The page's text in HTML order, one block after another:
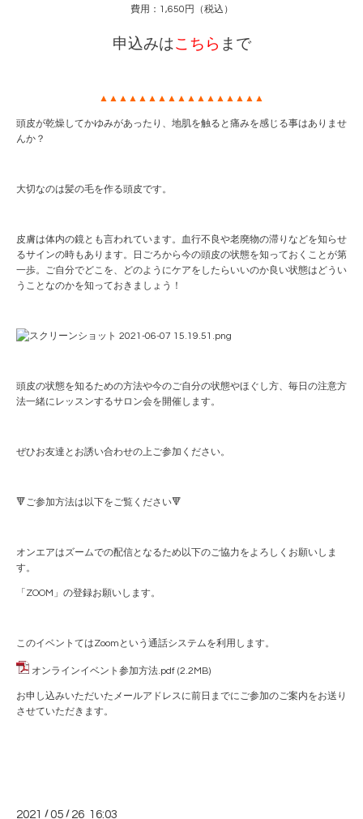
費用：1,650円（税込）
申込みはこちら まで
▲▲▲▲▲▲▲▲▲▲▲▲▲▲▲▲▲
頭皮が乾燥してかゆみがあったり、地肌を触ると痛みを感じる事はありませ
んか？
大切なのは髪の毛を作る頭皮です。
皮膚は体内の鏡とも言われています。血行不良や老廃物の滞りなどを知らせ
るサインの時もあります。日ごろから今の頭皮の状態を知っておくことが第
一歩。ご自分でどこを、どのようにケアをしたらいいのか良い状態はどうい
うことなのかを知っておきましょう！
頭皮の状態を知るための方法や今のご自分の状態やほぐし方、毎日の注意方
法一緒にレッスンするサロン会を開催します。
ぜひお友達とお誘い合わせの上ご参加ください。
🔻ご参加方法は以下をご覧ください🔻
オンエアはズームでの配信となるため以下のご協力をよろしくお願いしま
す。
「ZOOM」の登録お願いします。
このイベントてはZoomという通話システムを利用します。
オンラインイベント参加方法.pdf (2.2MB)
お申し込みいただいたメールアドレスに前日までにご参加のご案内をお送り
させていただきます。
2021 /05 / 26 16:03